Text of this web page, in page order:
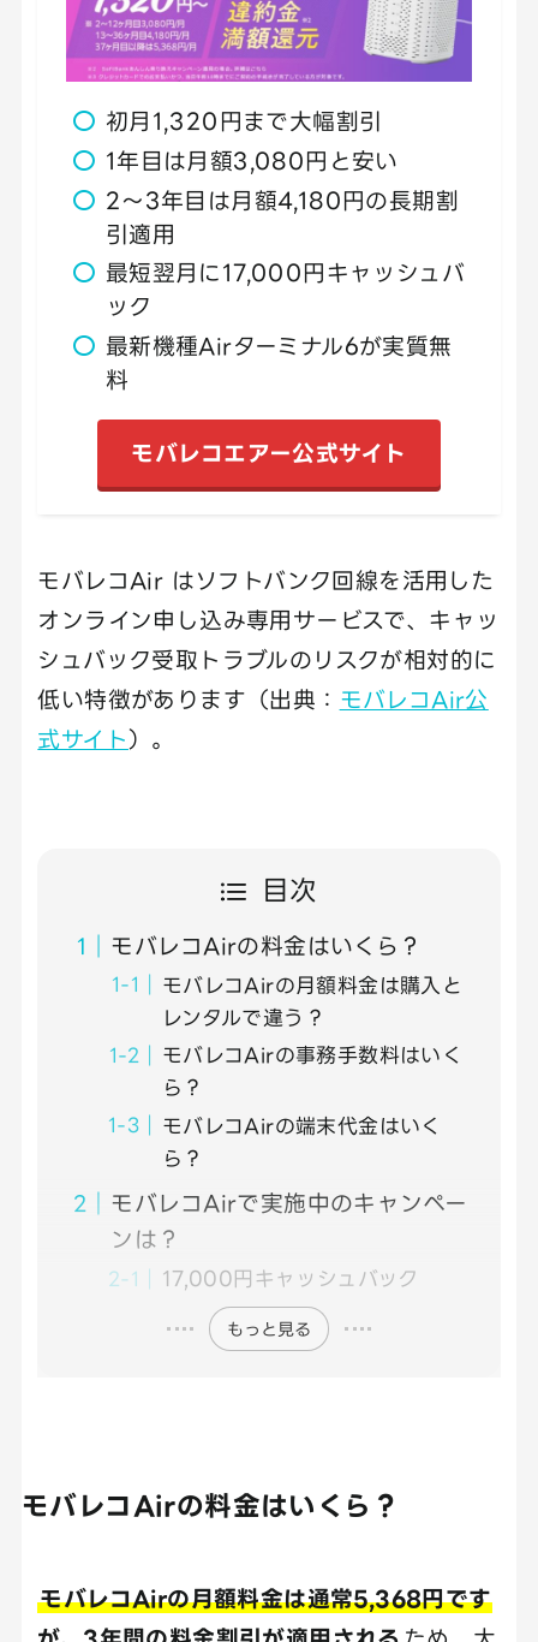
初月1,320円まで大幅割引
1年目は月額3,080円と安い
2～3年目は月額4,180円の長期割
引適用
最短翌月に17,000円キャッシュバ
ック
最新機種Airターミナル6が実質無
料
モバレコエアー公式サイト
モバレコAir はソフトバンク回線を活用した
オンライン申し込み専用サービスで、キャッ
シュバック受取トラブルのリスクが相対的に
低い特徴があります（出典： モバレコAir公
式サイト）。
目次
モバレコAirの料金はいくら？
モバレコAirの月額料金は購入と
レンタルで違う？
モバレコAirの事務手数料はいく
ら？
モバレコAirの端末代金はいく
ら？
モバレコAirで実施中のキャンペー
ンは？
17,000円キャッシュバック
もっと見る
モバレコAirの料金はいくら？
モバレコAirの月額料金は通常5,368円です